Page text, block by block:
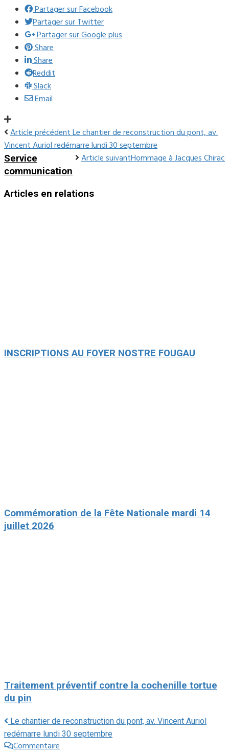
Partager sur Facebook
Partager sur Twitter
Partager sur Google plus
Share
Share
Reddit
Slack
Email
Article précédentLe chantier de reconstruction du pont, av.
Vincent Auriol redémarre lundi 30 septembre
Article suivantHommage à Jacques Chirac
Service
communication
Articles en relations
INSCRIPTIONS AU FOYER NOSTRE FOUGAU
Commémoration de la Fête Nationale mardi 14
juillet 2026
Traitement préventif contre la cochenille tortue
du pin
Le chantier de reconstruction du pont, av. Vincent Auriol
redémarre lundi 30 septembre
Commentaire